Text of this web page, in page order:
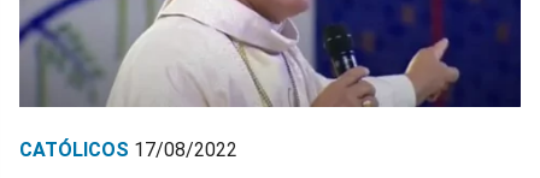
CATÓLICOS 17/08/2022